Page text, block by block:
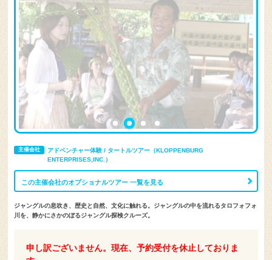
主催会社
アドベンチャー体験 / タートルツアー（KLOPPENBURG
ENTERPRISES,INC.）
この主催会社のオプショナルツアー 一覧を見る
ジャングルの息吹き、歴史と自然、文化に触れる。ジャングルの中を流れるタロフォフォ
川を、静かにさかのぼるジャングル探検クルーズ。
申し訳ございません。現在、予約受付を休止しておりま